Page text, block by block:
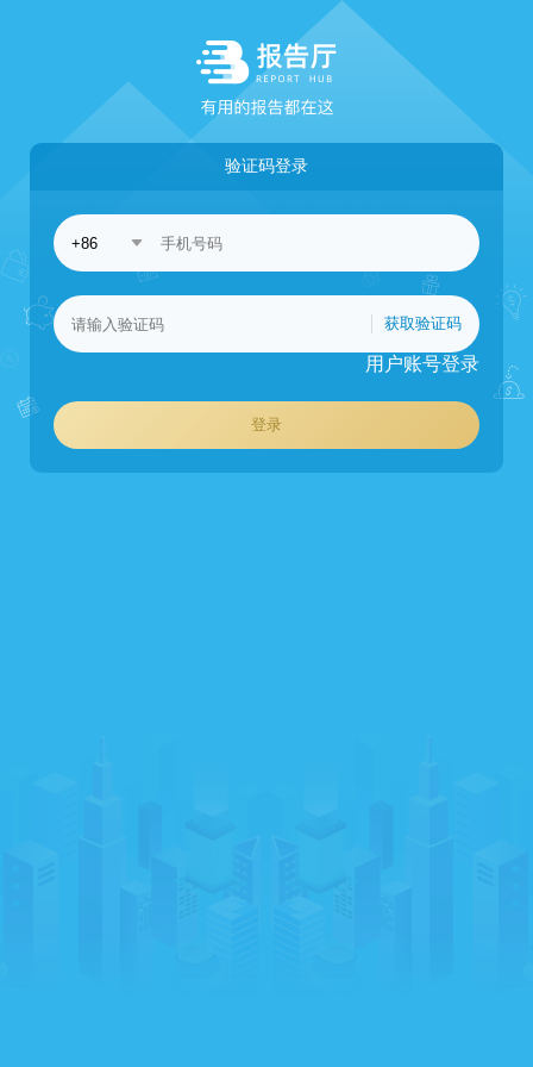
验证码登录
获取验证码
用户账号登录
登录